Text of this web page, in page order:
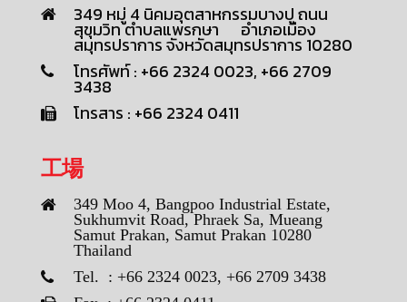
349 หมู่ 4 นิคมอุตสาหกรรมบางปู ถนน
สุขุมวิท ตำบลแพรกษา อำเภอเมือง
สมุทรปราการ จังหวัดสมุทรปราการ 10280
โทรศัพท์ : +66 2324 0023, +66 2709
3438
โทรสาร : +66 2324 0411
工場
349 Moo 4, Bangpoo Industrial Estate,
Sukhumvit Road, Phraek Sa, Mueang
Samut Prakan, Samut Prakan 10280
Thailand
Tel. : +66 2324 0023, +66 2709 3438